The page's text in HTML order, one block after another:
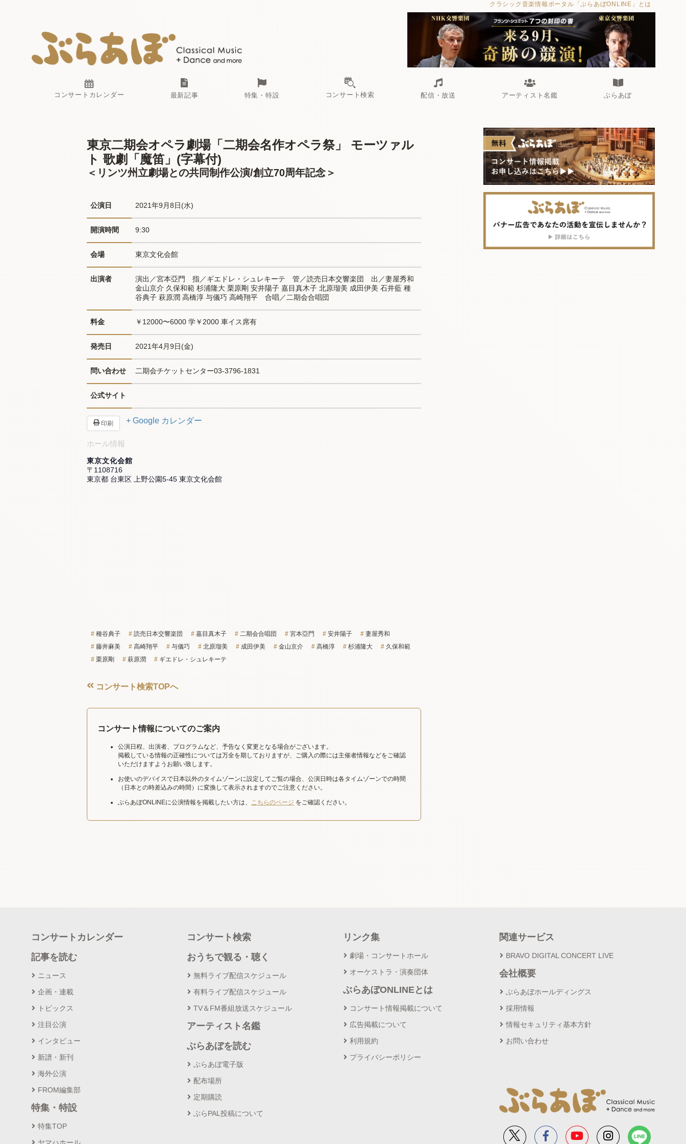
クラシック音楽情報ポータル「ぶらあぼONLINE」とは
コンサートカレンダー 最新記事 特集・特設 コンサート検索 配信・放送 アーティスト名鑑 ぶらあぼ
東京二期会オペラ劇場「二期会名作オペラ祭」 モーツァル
ト 歌劇「魔笛」(字幕付)
＜リンツ州立劇場との共同制作公演/創立70周年記念＞
公演日 2021年9月8日(水)
開演時間 9:30
会場 東京文化会館
出演者
演出／宮本亞門　指／ギエドレ・シュレキーテ　管／読売日本交響楽団　出／妻屋秀和
金山京介 久保和範 杉浦隆大 栗原剛 安井陽子 嘉目真木子 北原瑠美 成田伊美 石井藍 種
谷典子 萩原潤 高橋淳 与儀巧 高崎翔平　合唱／二期会合唱団
料金 ￥12000〜6000 学￥2000 車イス席有
発売日 2021年4月9日(金)
問い合わせ 二期会チケットセンター03-3796-1831
公式サイト
印刷 + Google カレンダー
ホール情報
東京文化会館
〒1108716
東京都 台東区 上野公園5-45 東京文化会館
種谷典子 読売日本交響楽団 嘉目真木子 二期会合唱団 宮本亞門 安井陽子
妻屋秀和
藤井麻美
高崎翔平 与儀巧 北原瑠美 成田伊美 金山京介 高橋淳 杉浦隆大
久保和範
栗原剛
萩原潤 ギエドレ・シュレキーテ
コンサート検索TOPへ
コンサート情報についてのご案内
公演日程、出演者、プログラムなど、予告なく変更となる場合がございます。
掲載している情報の正確性については万全を期しておりますが、ご購入の際には主催者情報などをご確認
いただけますようお願い致します。
お使いのデバイスで日本以外のタイムゾーンに設定してご覧の場合、公演日時は各タイムゾーンでの時間
（日本との時差込みの時間）に変換して表示されますのでご注意ください。
ぶらあぼONLINEに公演情報を掲載したい方は、 こちらのページ をご確認ください。
コンサートカレンダー
記事を読む
ニュース
企画・連載
トピックス
注目公演
インタビュー
新譜・新刊
海外公演
FROM編集部
特集・特設
特集TOP
コンサート検索
おうちで観る・聴く
無料ライブ配信スケジュール
有料ライブ配信スケジュール
TV＆FM番組放送スケジュール
アーティスト名鑑
ぶらあぼを読む
ぶらあぼ電子版
配布場所
定期購読
ぶらPAL投稿について
リンク集
劇場・コンサートホール
オーケストラ・演奏団体
ぶらあぼONLINEとは
コンサート情報掲載について
広告掲載について
利用規約
プライバシーポリシー
関連サービス
BRAVO DIGITAL CONCERT LIVE
会社概要
ぶらあぼホールディングス
採用情報
情報セキュリティ基本方針
お問い合わせ